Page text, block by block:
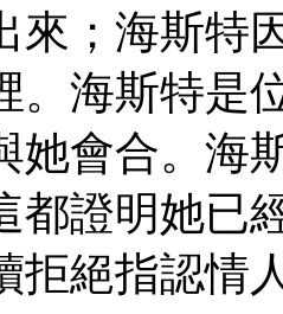
來；海斯特
。海斯特是
她會合。海
都證明她已
拒絕指認情